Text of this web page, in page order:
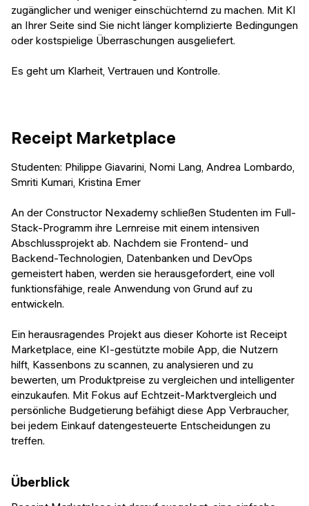
zugänglicher und weniger einschüchternd zu machen. Mit KI
an Ihrer Seite sind Sie nicht länger komplizierte Bedingungen
oder kostspielige Überraschungen ausgeliefert.
Es geht um Klarheit, Vertrauen und Kontrolle.
Receipt Marketplace
Studenten: Philippe Giavarini, Nomi Lang, Andrea Lombardo,
Smriti Kumari, Kristina Emer
An der Constructor Nexademy schließen Studenten im Full-
Stack-Programm ihre Lernreise mit einem intensiven
Abschlussprojekt ab. Nachdem sie Frontend- und
Backend-Technologien, Datenbanken und DevOps
gemeistert haben, werden sie herausgefordert, eine voll
funktionsfähige, reale Anwendung von Grund auf zu
entwickeln.
Ein herausragendes Projekt aus dieser Kohorte ist Receipt
Marketplace, eine KI-gestützte mobile App, die Nutzern
hilft, Kassenbons zu scannen, zu analysieren und zu
bewerten, um Produktpreise zu vergleichen und intelligenter
einzukaufen. Mit Fokus auf Echtzeit-Marktvergleich und
persönliche Budgetierung befähigt diese App Verbraucher,
bei jedem Einkauf datengesteuerte Entscheidungen zu
treffen.
Überblick